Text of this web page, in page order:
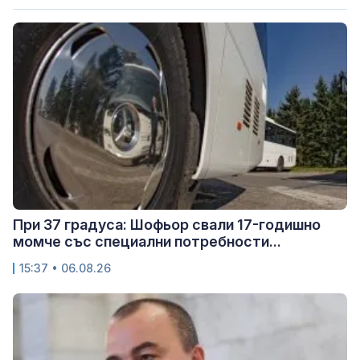
При 37 градуса: Шофьор свали 17-годишно
момче със специални потребности...
15:37 • 06.08.26